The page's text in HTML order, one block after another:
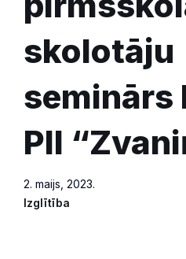
skolotāju
seminārs
PII
2. maijs, 2023.
Izglītība